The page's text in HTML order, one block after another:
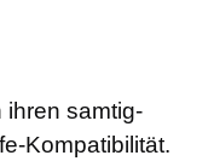
ihren samtig-
Kompatibilität.